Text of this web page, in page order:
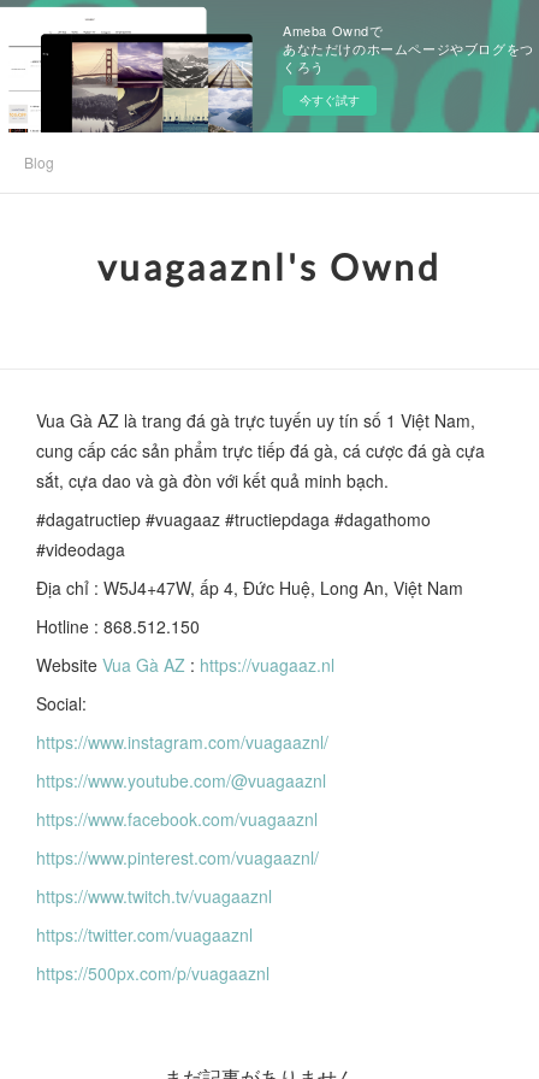
Ameba Owndで
あなただけのホームページやブログをつ
くろう
今すぐ試す
Blog
vuagaaznl's Ownd
Vua Gà AZ là trang đá gà trực tuyến uy tín số 1 Việt Nam,
cung cấp các sản phẩm trực tiếp đá gà, cá cược đá gà cựa
sắt, cựa dao và gà đòn với kết quả minh bạch.
#dagatructiep #vuagaaz #tructiepdaga #dagathomo
#videodaga
Địa chỉ : W5J4+47W, ấp 4, Đức Huệ, Long An, Việt Nam
Hotline : 868.512.150
Website Vua Gà AZ : https://vuagaaz.nl
Social:
https://www.instagram.com/vuagaaznl/
https://www.youtube.com/@vuagaaznl
https://www.facebook.com/vuagaaznl
https://www.pinterest.com/vuagaaznl/
https://www.twitch.tv/vuagaaznl
https://twitter.com/vuagaaznl
https://500px.com/p/vuagaaznl